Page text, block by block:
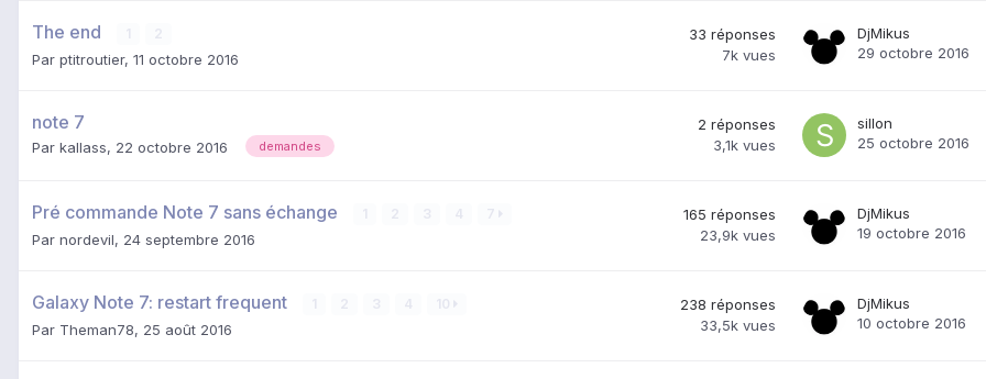
The end
Par ptitroutier, 11 octobre 2016
33 réponses
7k vues
DjMikus
29 octobre 2016
note 7
Par kallass, 22 octobre 2016 demandes
2 réponses
3,1k vues
sillon
25 octobre 2016
Pré commande Note 7 sans échange
Par nordevil, 24 septembre 2016
165 réponses
23,9k vues
DjMikus
19 octobre 2016
Galaxy Note 7: restart frequent
Par Theman78, 25 août 2016
238 réponses
33,5k vues
DjMikus
10 octobre 2016